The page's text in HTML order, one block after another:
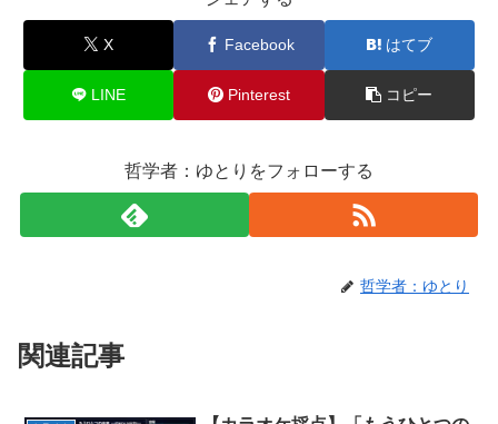
X Facebook はてブ
LINE Pinterest コピー
哲学者：ゆとりをフォローする
哲学者：ゆとり
関連記事